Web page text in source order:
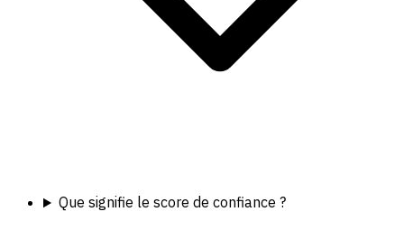
Que signifie le score de confiance ?